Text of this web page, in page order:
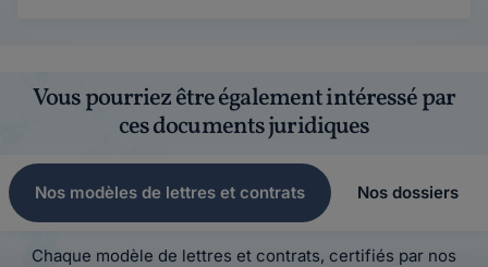
Vous pourriez être également intéressé par
ces documents juridiques
Nos modèles de lettres et contrats Nos dossiers
Chaque modèle de lettres et contrats, certifiés par nos